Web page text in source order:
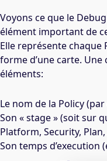
Voyons ce que le
élément important de
Elle représente chaque
forme d’une carte.
éléments:
Le nom de la Policy
Son « stage » (soit sur
Platform, Security,
Son temps d’execution